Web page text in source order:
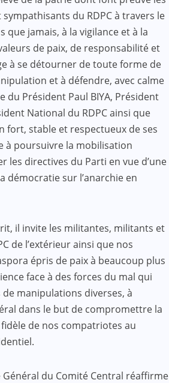
du RDPC à travers le
que jamais, à la vigilance et à la
de paix, de responsabilité et
à se détourner de toute forme de
et à défendre, avec calme
du Président Paul BIYA, Président
National du RDPC ainsi que
fort, stable et respectueux de ses
à poursuivre la mobilisation
les directives du Parti en vue d’une
démocratie sur l’anarchie en
il invite les militantes, militants et
de l’extérieur ainsi que nos
épris de paix à beaucoup plus
face à des forces du mal qui
manipulations diverses, à
dans le but de compromettre la
de nos compatriotes au
Général du Comité Central réaffirme